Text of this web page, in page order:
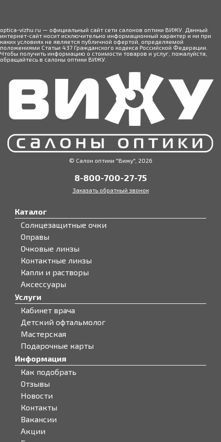
optica-vizhu.ru — официальный сайт сети салонов оптики ВИЖУ. Данный
интернет-сайт носит исключительно информационный характер и ни при
каких условиях не является публичной офертой, определяемой
положениями Статьи 437 Гражданского кодекса Российской Федерации.
Чтобы получить информацию о стоимости товаров и услуг, пожалуйста,
обращайтесь в салоны оптики ВИЖУ.
© Салон оптики "Вижу", 2026
8-800-700-27-75
Заказать обратный звонок
Каталог
Солнцезащитные очки
Оправы
Очковые линзы
Контактные линзы
Капли и растворы
Аксессуары
Услуги
Кабинет врача
Детский офтальмолог
Мастерская
Подарочные карты
Информация
Как подобрать
Отзывы
Новости
Контакты
Вакансии
Акции